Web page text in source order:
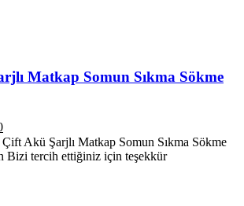
Matkap Somun Sıkma Sökme
Şu
andaki
fiyat:
Akü Şarjlı Matkap Somun Sıkma Sökme
Bizi tercih ettiğiniz için teşekkür